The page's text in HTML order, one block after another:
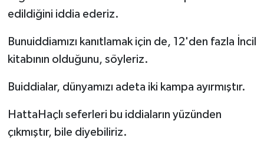
edildiğini iddia ederiz.
Bunuiddiamızı kanıtlamak için de, 12'den fazla İncil
kitabının olduğunu, söyleriz.
Buiddialar, dünyamızı adeta iki kampa ayırmıştır.
HattaHaçlı seferleri bu iddiaların yüzünden
çıkmıştır, bile diyebiliriz.